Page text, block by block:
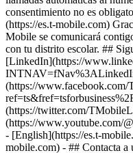
consentimiento no es
(https://es.t-mobile.com)
Mobile se comunicará
con tu distrito escolar. ##
[LinkedIn](https://
(https://
(https://twitter.com/
(https://www.youtube.com/
- [English](https://es.t-
mobile.com) - ## Contacta a